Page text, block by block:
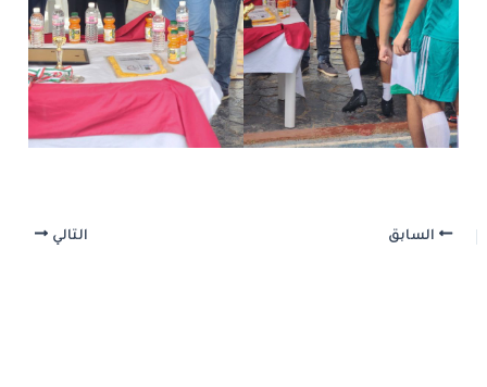
السابق التالي